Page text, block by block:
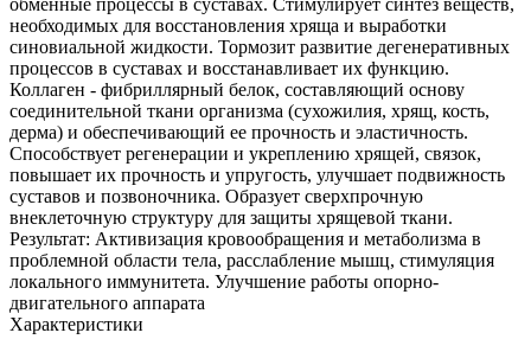
необходимых для восстановления хряща и выработки
синовиальной жидкости. Тормозит развитие дегенеративных
процессов в суставах и восстанавливает их функцию.
Коллаген - фибриллярный белок, составляющий основу
соединительной ткани организма (сухожилия, хрящ, кость,
дерма) и обеспечивающий ее прочность и эластичность.
Способствует регенерации и укреплению хрящей, связок,
повышает их прочность и упругость, улучшает подвижность
суставов и позвоночника. Образует сверхпрочную
внеклеточную структуру для защиты хрящевой ткани.
Результат: Активизация кровообращения и метаболизма в
проблемной области тела, расслабление мышц, стимуляция
локального иммунитета. Улучшение работы опорно-
двигательного аппарата
Характеристики